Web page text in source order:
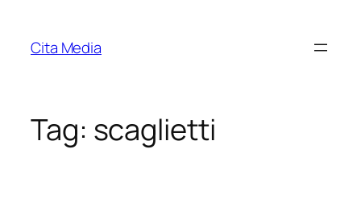
content
Cita Media
Tag: scaglietti